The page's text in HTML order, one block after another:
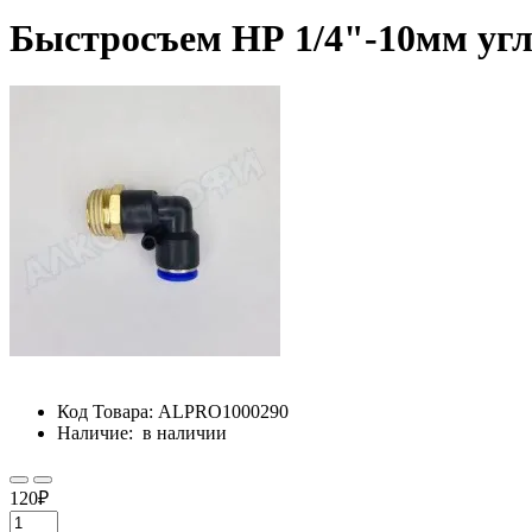
Быстросъем НР 1/4"-10мм
Код Товара: ALPRO1000290
Наличие: в наличии
120₽